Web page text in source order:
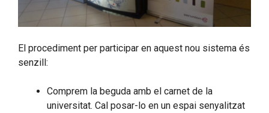
El procediment per participar en aquest nou sistema és
senzill:
Comprem la beguda amb el carnet de la
universitat. Cal posar-lo en un espai senyalitzat